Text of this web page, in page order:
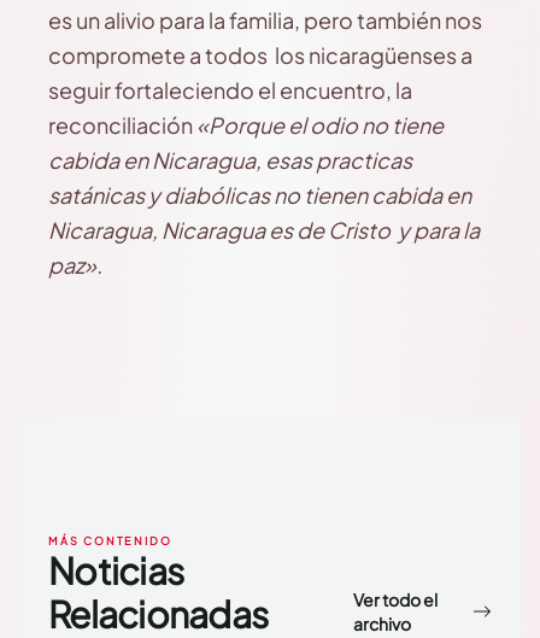
es un alivio para la familia, pero también nos
compromete a todos los nicaragüenses a
seguir fortaleciendo el encuentro, la
reconciliación «Porque el odio no tiene
cabida en Nicaragua, esas practicas
satánicas y diabólicas no tienen cabida en
Nicaragua, Nicaragua es de Cristo y para la
paz».
MÁS CONTENIDO
Noticias
Relacionadas
Ver todo el
archivo